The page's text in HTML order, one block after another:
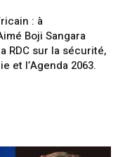
: à
Boji Sangara
RDC sur la sécurité,
et l’Agenda 2063.